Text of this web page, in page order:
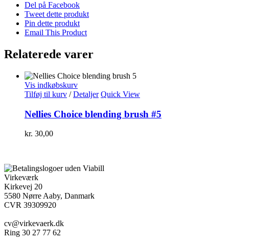
Del på Facebook
Tweet dette produkt
Pin dette produkt
Email This Product
Relaterede varer
Vis indkøbskurv
Tilføj til kurv / Detaljer Quick View
Nellies Choice blending brush #5
kr. 30,00
Virkeværk
Kirkevej 20
5580 Nørre Aaby, Danmark
CVR 39309920
cv@virkevaerk.dk
Ring 30 27 77 62